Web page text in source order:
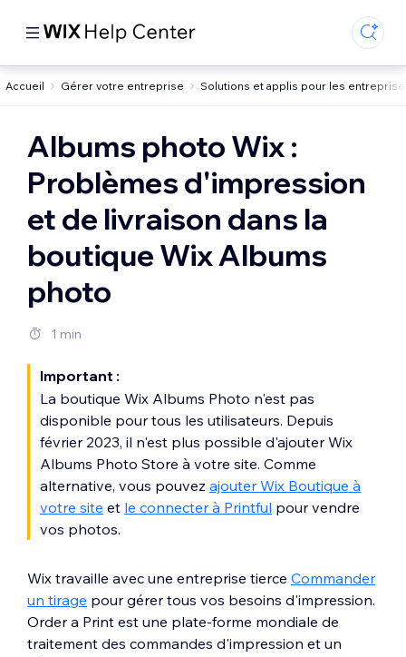
Accueil Gérer votre entreprise Solutions et applis pour les
Albums photo Wix :
Problèmes d'impression
et de livraison dans la
boutique Wix Albums
photo
1 min
Important :
La boutique Wix Albums Photo n'est pas
disponible pour tous les utilisateurs. Depuis
février 2023, il n'est plus possible d'ajouter Wix
Albums Photo Store à votre site. Comme
alternative, vous pouvez ajouter Wix Boutique à
votre site et le connecter à Printful pour vendre
vos photos.
Wix travaille avec une entreprise tierce Commander
un tirage pour gérer tous vos besoins d'impression.
Order a Print est une plate-forme mondiale de
traitement des commandes d'impression et un